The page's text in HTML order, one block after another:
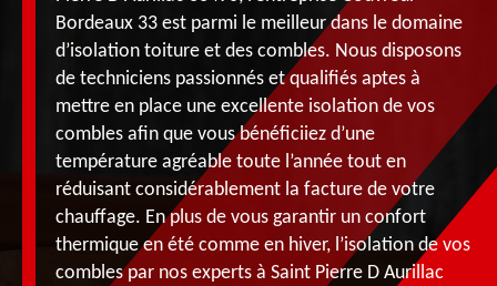
Bordeaux 33 est parmi le meilleur dans le domaine
d’isolation toiture et des combles. Nous disposons
de techniciens passionnés et qualifiés aptes à
mettre en place une excellente isolation de vos
combles afin que vous bénéficiiez d’une
température agréable toute l’année tout en
réduisant considérablement la facture de votre
chauffage. En plus de vous garantir un confort
thermique en été comme en hiver, l’isolation de vos
combles par nos experts à Saint Pierre D Aurillac